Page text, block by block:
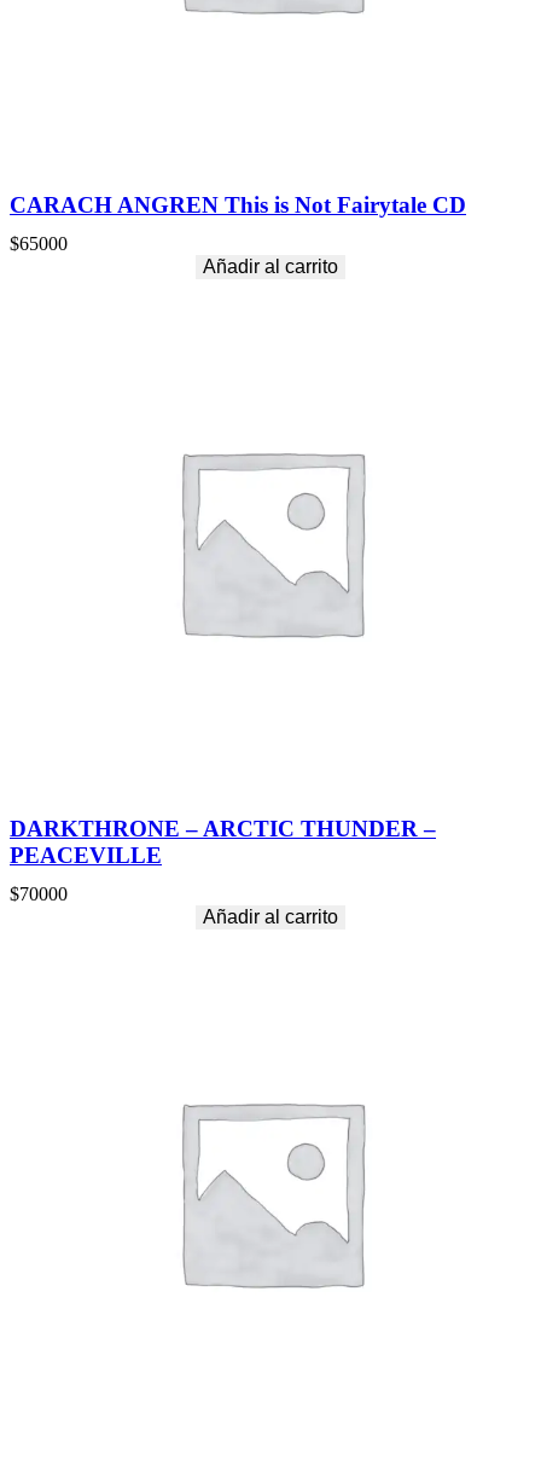
CARACH ANGREN This is Not Fairytale CD
$65000
Añadir al carrito
DARKTHRONE – ARCTIC THUNDER –
PEACEVILLE
$70000
Añadir al carrito